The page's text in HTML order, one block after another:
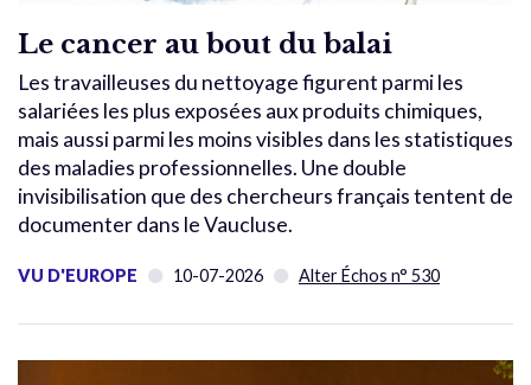
Le cancer au bout du balai
Les travailleuses du nettoyage figurent parmi les
salariées les plus exposées aux produits chimiques,
mais aussi parmi les moins visibles dans les statistiques
des maladies professionnelles. Une double
invisibilisation que des chercheurs français tentent de
documenter dans le Vaucluse.
VU D'EUROPE 10-07-2026 Alter Échos n° 530